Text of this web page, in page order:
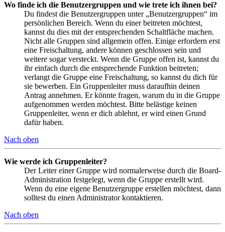
Wo finde ich die Benutzergruppen und wie trete ich ihnen bei?
Du findest die Benutzergruppen unter „Benutzergruppen“ im
persönlichen Bereich. Wenn du einer beitreten möchtest,
kannst du dies mit der entsprechenden Schaltfläche machen.
Nicht alle Gruppen sind allgemein offen. Einige erfordern erst
eine Freischaltung, andere können geschlossen sein und
weitere sogar versteckt. Wenn die Gruppe offen ist, kannst du
ihr einfach durch die entsprechende Funktion beitreten;
verlangt die Gruppe eine Freischaltung, so kannst du dich für
sie bewerben. Ein Gruppenleiter muss daraufhin deinen
Antrag annehmen. Er könnte fragen, warum du in die Gruppe
aufgenommen werden möchtest. Bitte belästige keinen
Gruppenleiter, wenn er dich ablehnt, er wird einen Grund
dafür haben.
Nach oben
Wie werde ich Gruppenleiter?
Der Leiter einer Gruppe wird normalerweise durch die Board-
Administration festgelegt, wenn die Gruppe erstellt wird.
Wenn du eine eigene Benutzergruppe erstellen möchtest, dann
solltest du einen Administrator kontaktieren.
Nach oben